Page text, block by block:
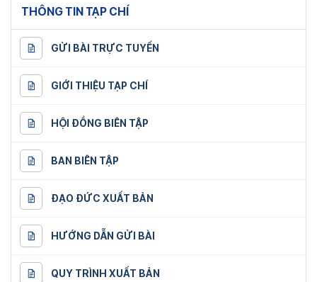
THÔNG TIN TẠP CHÍ
GỬI BÀI TRỰC TUYẾN
GIỚI THIỆU TẠP CHÍ
HỘI ĐỒNG BIÊN TẬP
BAN BIÊN TẬP
ĐẠO ĐỨC XUẤT BẢN
HƯỚNG DẪN GỬI BÀI
QUY TRÌNH XUẤT BẢN